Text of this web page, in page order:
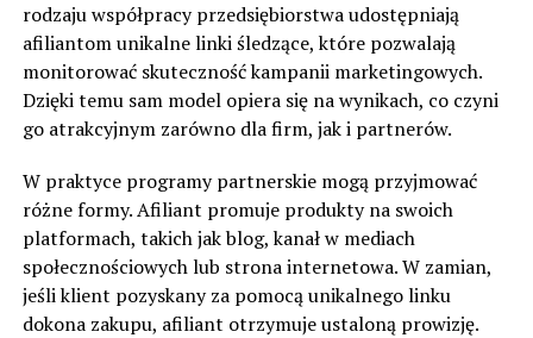
rodzaju współpracy przedsiębiorstwa udostępniają
afiliantom unikalne linki śledzące, które pozwalają
monitorować skuteczność kampanii marketingowych.
Dzięki temu sam model opiera się na wynikach, co czyni
go atrakcyjnym zarówno dla firm, jak i partnerów.
W praktyce programy partnerskie mogą przyjmować
różne formy. Afiliant promuje produkty na swoich
platformach, takich jak blog, kanał w mediach
społecznościowych lub strona internetowa. W zamian,
jeśli klient pozyskany za pomocą unikalnego linku
dokona zakupu, afiliant otrzymuje ustaloną prowizję.